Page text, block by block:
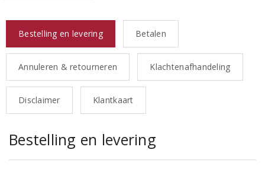
Bestelling en levering Betalen
Annuleren & retourneren Klachtenafhandeling
Disclaimer Klantkaart
Bestelling en levering